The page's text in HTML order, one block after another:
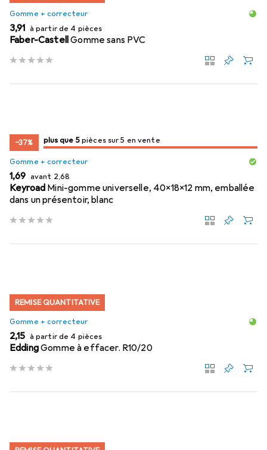
Gomme + correcteur
EUR
3,91 à partir de 4 pièces
Faber-CastellGomme sans PVC
−37% 5/ 5
5/ 5 en vente
plus que 5pièces sur 5 en vente
Gomme + correcteur
EUR
1,69 avant EUR
2,68
Keyroad Mini-gomme universelle, 40x18x12 mm, emballée
dans un présentoir, blanc
REMISE QUANTITATIVE
Gomme + correcteur
EUR
2,15 à partir de 4 pièces
EddingGomme à effacer. R10/20